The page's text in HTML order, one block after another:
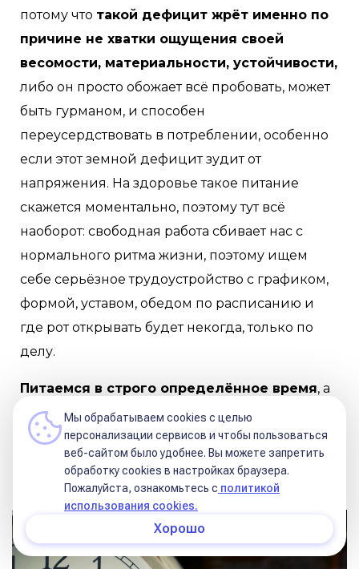
потому что такой дефицит жрёт именно по
причине не хватки ощущения своей
весомости, материальности, устойчивости,
либо он просто обожает всё пробовать, может
быть гурманом, и способен
переусердствовать в потреблении, особенно
если этот земной дефицит зудит от
напряжения. На здоровье такое питание
скажется моментально, поэтому тут всё
наоборот: свободная работа сбивает нас с
нормального ритма жизни, поэтому ищем
себе серьёзное трудоустройство с графиком,
формой, уставом, обедом по расписанию и
где рот открывать будет некогда, только по
делу.
Питаемся в строго определённое время, а
перекусываем, в основном, овощами, орехами
и фруктами. Это тот случай, когда хочешь
яблоко = хочешь есть. Не хочешь яблоко = не
хочешь есть.
Мы обрабатываем cookies с целью
персонализации сервисов и чтобы пользоваться
веб-сайтом было удобнее. Вы можете запретить
обработку сookies в настройках браузера.
Пожалуйста, ознакомьтесь с политикой
использования cookies.
Хорошо